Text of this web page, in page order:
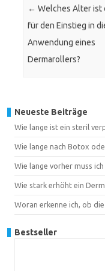
← Welches Alter ist
für den Einstieg in
Anwendung eines
Dermarollers?
Neueste Beiträge
Wie lange ist ein steril
Wie lange nach Botox
Wie lange vorher muss
Wie stark erhöht ein
Woran erkenne ich, ob
Bestseller